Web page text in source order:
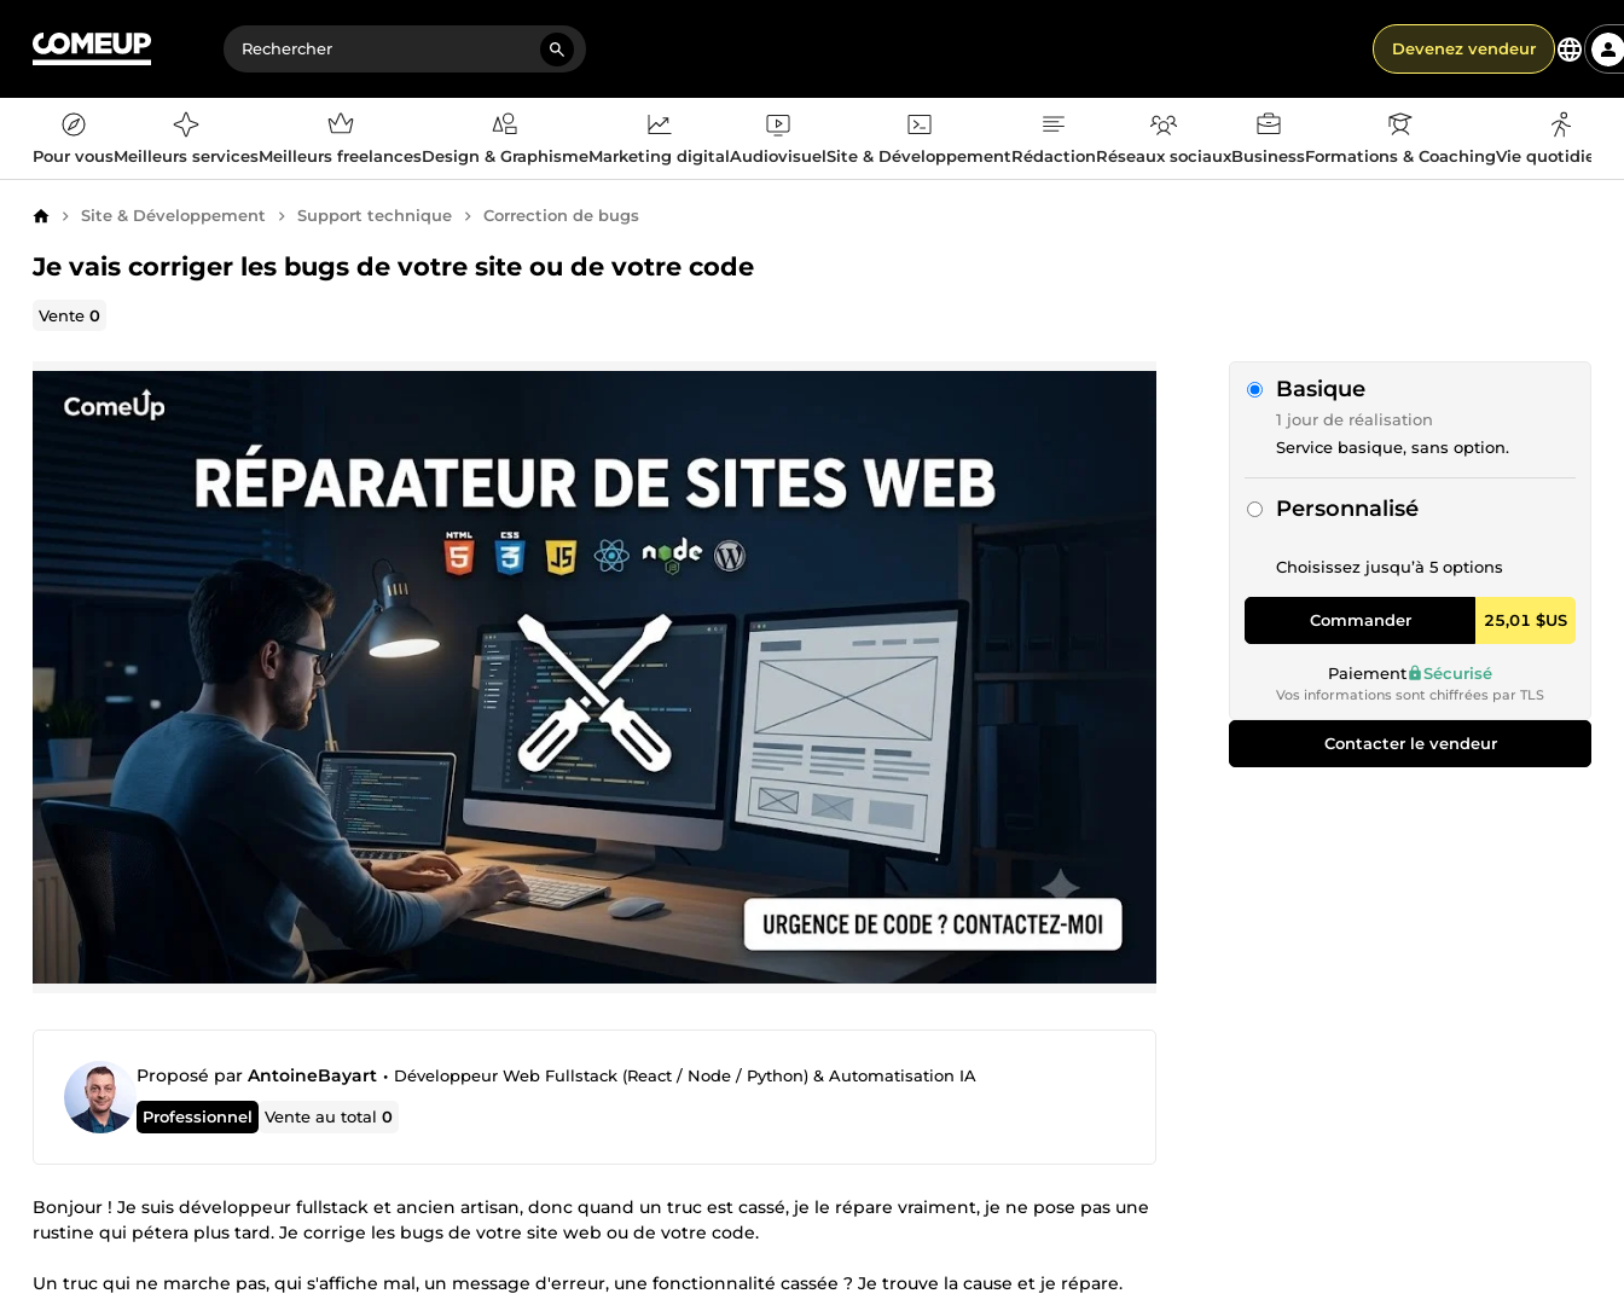
Devenez vendeur
Pour vousMeilleurs servicesMeilleurs freelancesDesign & GraphismeMarketing digitalAudiovisuelSite & DéveloppementRédactionRéseaux sociauxBusinessFormations & CoachingVie
AccueilSite & Développement Support technique Correction de bugs
Je vais corriger les bugs de votre site ou de votre code
Vente0
Proposé par AntoineBayart • Développeur Web Fullstack (React / Node / Python) & Automatisation IA
Professionnel Vente au total0
Bonjour ! Je suis développeur fullstack et ancien artisan, donc quand un truc est cassé, je le répare vraiment, je ne pose pas une
rustine qui pétera plus tard. Je corrige les bugs de votre site web ou de votre code.
Un truc qui ne marche pas, qui s'affiche mal, un message d'erreur, une fonctionnalité cassée ? Je trouve la cause et je répare.
Basique
1 jour de réalisation
Service basique, sans option.
Personnalisé
Choisissez jusqu’à 5 options
Commander 25,01 $US
Paiement Sécurisé
Vos informations sont chiffrées par TLS
Contacter le vendeur